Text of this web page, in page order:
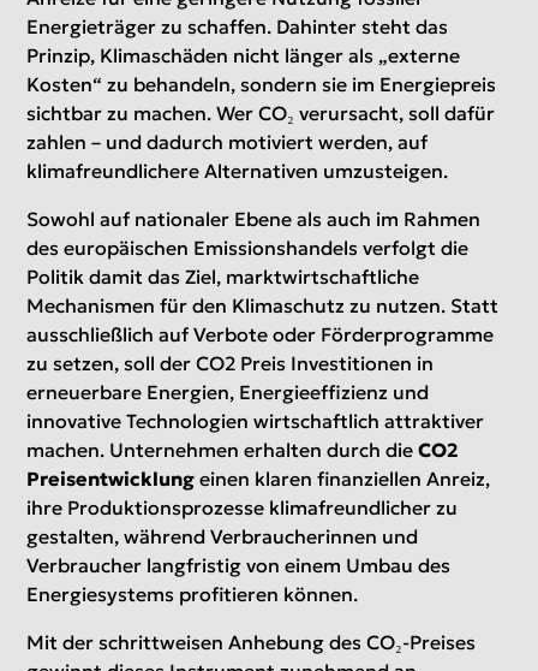
Energieträger zu schaffen. Dahinter steht das
Prinzip, Klimaschäden nicht länger als „externe
Kosten“ zu behandeln, sondern sie im Energiepreis
sichtbar zu machen. Wer CO₂ verursacht, soll dafür
zahlen – und dadurch motiviert werden, auf
klimafreundlichere Alternativen umzusteigen.
Sowohl auf nationaler Ebene als auch im Rahmen
des europäischen Emissionshandels verfolgt die
Politik damit das Ziel, marktwirtschaftliche
Mechanismen für den Klimaschutz zu nutzen. Statt
ausschließlich auf Verbote oder Förderprogramme
zu setzen, soll der CO2 Preis Investitionen in
erneuerbare Energien, Energieeffizienz und
innovative Technologien wirtschaftlich attraktiver
machen. Unternehmen erhalten durch dieCO2
Preisentwicklung einen klaren finanziellen Anreiz,
ihre Produktionsprozesse klimafreundlicher zu
gestalten, während Verbraucherinnen und
Verbraucher langfristig von einem Umbau des
Energiesystems profitieren können.
Mit der schrittweisen Anhebung des CO₂-Preises